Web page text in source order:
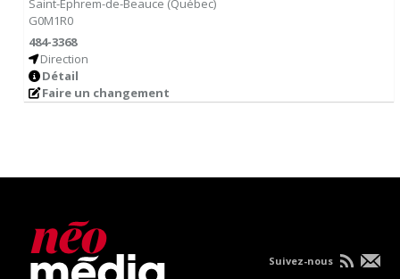
Saint-Éphrem-de-Beauce (Québec)
G0M1R0
484-3368
Direction
Détail
Faire un changement
Suivez-nous